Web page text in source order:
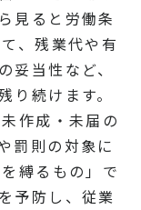
見ると労働条
、残業代や有
妥当性など、
続けます。
作成・未届の
罰則の対象に
縛るもの」で
予防し、従業